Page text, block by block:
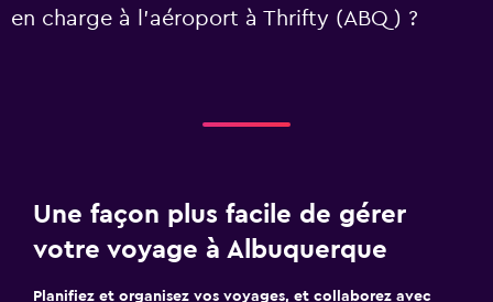
en charge à l’aéroport à Thrifty (ABQ) ?
Une façon plus facile de gérer
votre voyage à Albuquerque
Planifiez et organisez vos voyages, et collaborez avec